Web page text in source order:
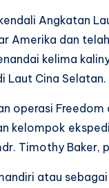
Angkatan
Amerika dan
kelima
Laut Cina Selatan.
operasi
kelompok
Timothy Baker,
atau